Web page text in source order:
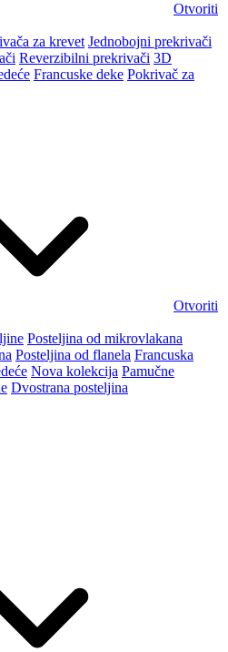
Otvoriti
za krevet Jednobojni prekrivači
Reverzibilni prekrivači 3D
Francuske deke Pokrivač za
Otvoriti
Posteljina od mikrovlakana
Posteljina od flanela Francuska
Nova kolekcija Pamučne
Dvostrana posteljina